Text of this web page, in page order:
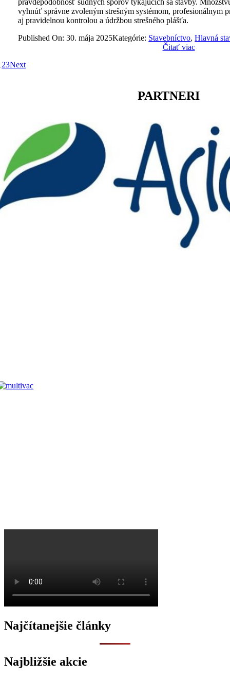
pravdepodobnosť súdnych sporov týkajúcich sa stavby.
vyhnúť správne zvoleným strešným systémom, profesionálnym
aj pravidelnou kontrolou a údržbou strešného plášťa.
Published On: 30. mája 2025Kategórie: Stavebníctvo,Hlavná
Čitať viac
23Next
PARTNERI
Najčítanejšie články
Najbližšie akcie